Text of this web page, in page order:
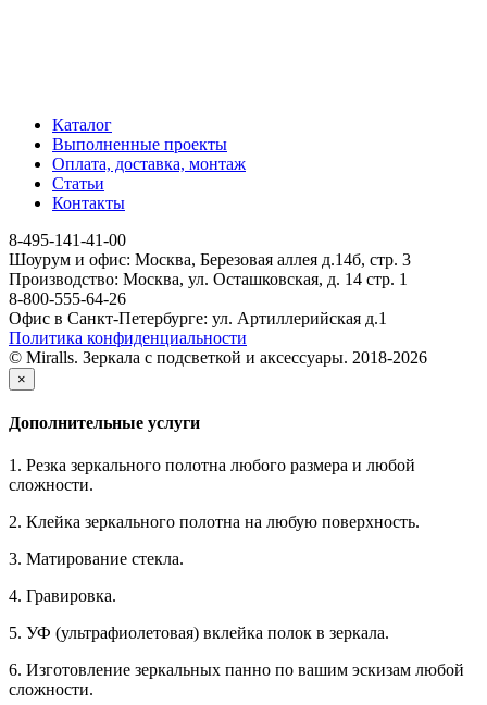
Каталог
Выполненные проекты
Оплата, доставка, монтаж
Статьи
Контакты
8-495-141-41-00
Шоурум и офис: Москва, Березовая аллея д.14б, стр. 3
Производство: Москва, ул. Осташковская, д. 14 стр. 1
8-800-555-64-26
Офис в Санкт-Петербурге: ул. Артиллерийская д.1
Политика конфиденциальности
© Miralls. Зеркала с подсветкой и аксессуары. 2018-2026
×
Дополнительные услуги
1. Резка зеркального полотна любого размера и любой
сложности.
2. Клейка зеркального полотна на любую поверхность.
3. Матирование стекла.
4. Гравировка.
5. УФ (ультрафиолетовая) вклейка полок в зеркала.
6. Изготовление зеркальных панно по вашим эскизам любой
сложности.